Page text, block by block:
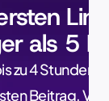
als 5
zu 4 Stunden
Beitrag.